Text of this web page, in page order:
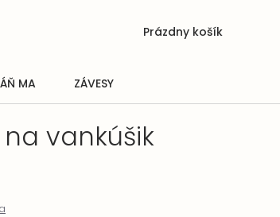
Nákupný
Prázdny košík
MA ZÁVESY
vankúšik